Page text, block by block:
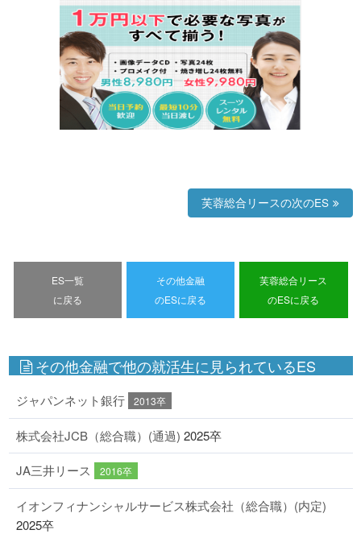
芙蓉総合リースの次のES
ES一覧
に戻る
その他金融
のESに戻る
芙蓉総合リース
のESに戻る
その他金融で他の就活生に見られているES
ジャパンネット銀行 2013卒
株式会社JCB（総合職）(通過) 2025卒
JA三井リース 2016卒
イオンフィナンシャルサービス株式会社（総合職）(内定)
2025卒